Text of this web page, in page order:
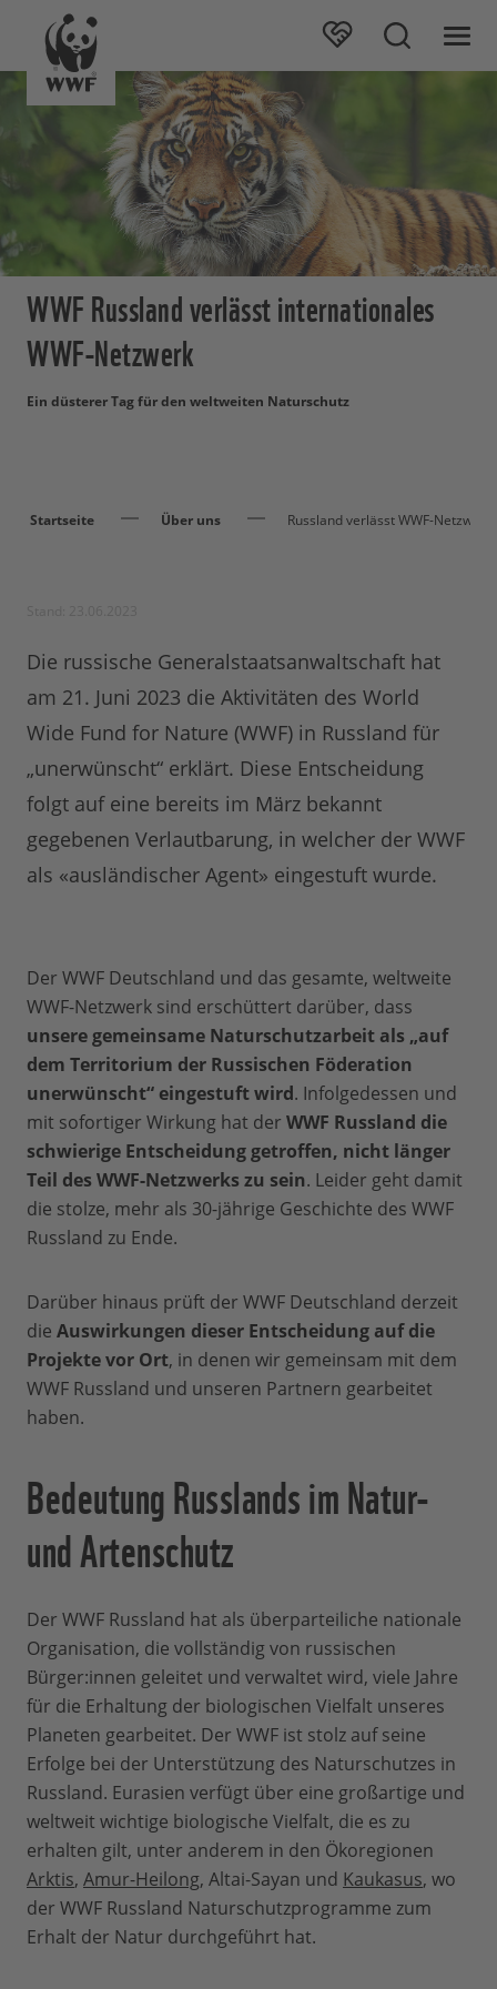
WWF Russland verlässt internationales
WWF-Netzwerk
Ein düsterer Tag für den weltweiten Naturschutz
Startseite Über uns Russland verlässt WWF-Netzwerk
Die russische Generalstaatsanwaltschaft hat
am 21. Juni 2023 die Aktivitäten des World
Wide Fund for Nature (WWF) in Russland für
„unerwünscht“ erklärt. Diese Entscheidung
folgt auf eine bereits im März bekannt
gegebenen Verlautbarung, in welcher der WWF
als «ausländischer Agent» eingestuft wurde.
Der WWF Deutschland und das gesamte, weltweite
WWF-Netzwerk sind erschüttert darüber, dass
unsere gemeinsame Naturschutzarbeit als „auf
dem Territorium der Russischen Föderation
unerwünscht“ eingestuft wird. Infolgedessen und
mit sofortiger Wirkung hat der WWF Russland die
schwierige Entscheidung getroffen, nicht länger
Teil des WWF-Netzwerks zu sein. Leider geht damit
die stolze, mehr als 30-jährige Geschichte des WWF
Russland zu Ende.
Darüber hinaus prüft der WWF Deutschland derzeit
die Auswirkungen dieser Entscheidung auf die
Projekte vor Ort, in denen wir gemeinsam mit dem
WWF Russland und unseren Partnern gearbeitet
haben.
Bedeutung Russlands im Natur-
und Artenschutz
Der WWF Russland hat als überparteiliche nationale
Organisation, die vollständig von russischen
Bürger:innen geleitet und verwaltet wird, viele Jahre
für die Erhaltung der biologischen Vielfalt unseres
Planeten gearbeitet. Der WWF ist stolz auf seine
Erfolge bei der Unterstützung des Naturschutzes in
Russland. Eurasien verfügt über eine großartige und
weltweit wichtige biologische Vielfalt, die es zu
erhalten gilt, unter anderem in den Ökoregionen
Arktis, Amur-Heilong, Altai-Sayan und Kaukasus, wo
der WWF Russland Naturschutzprogramme zum
Erhalt der Natur durchgeführt hat.